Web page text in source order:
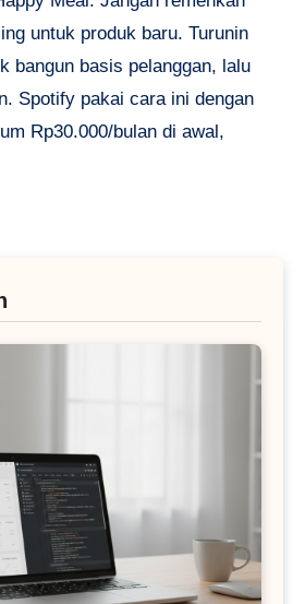
untuk produk baru. Turunin
bangun basis pelanggan, lalu
Spotify pakai cara ini dengan
Rp30.000/bulan di awal,